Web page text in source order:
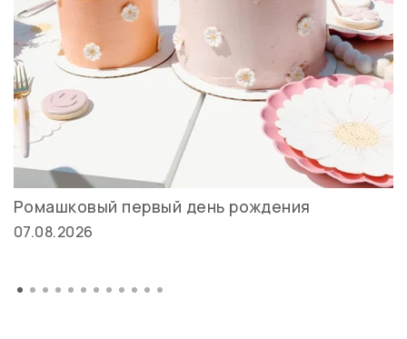
Ромашковый первый день рождения
07.08.2026